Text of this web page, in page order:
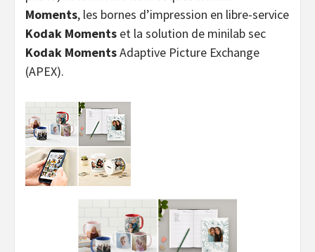
Moments, les bornes d’impression en libre-service
Kodak Moments et la solution de minilab sec
Kodak MomentsAdaptive Picture Exchange
(APEX).